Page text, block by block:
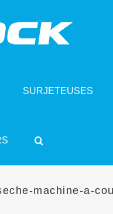
SURJETEUSES
machine-a-